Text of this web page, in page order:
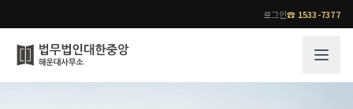
로그인☎ 1533-7377